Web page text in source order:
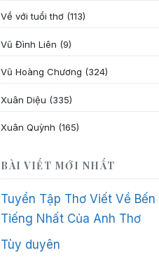
Về với tuổi thơ (113)
Vũ Đình Liên (9)
Vũ Hoàng Chương (324)
Xuân Diệu (335)
Xuân Quỳnh (165)
BÀI VIẾT MỚI NHẤT
Tuyển Tập Thơ Viết Về
Tiếng Nhất Của Anh Thơ
Tùy duyên